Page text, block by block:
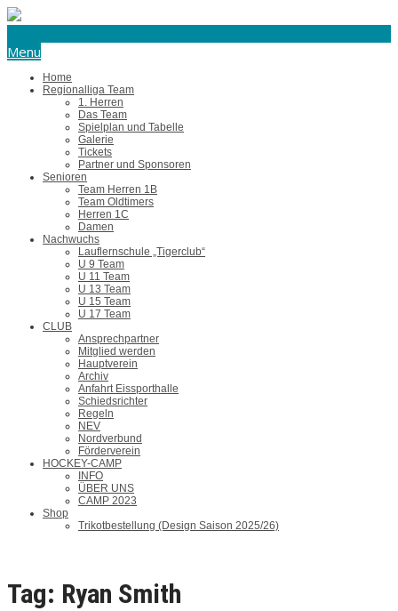
Menu
Home
Regionalliga Team
1. Herren
Das Team
Spielplan und Tabelle
Galerie
Tickets
Partner und Sponsoren
Senioren
Team Herren 1B
Team Oldtimers
Herren 1C
Damen
Nachwuchs
Lauflernschule „Tigerclub“
U 9 Team
U 11 Team
U 13 Team
U 15 Team
U 17 Team
CLUB
Ansprechpartner
Mitglied werden
Hauptverein
Archiv
Anfahrt Eissporthalle
Schiedsrichter
Regeln
NEV
Nordverbund
Förderverein
HOCKEY-CAMP
INFO
ÜBER UNS
CAMP 2023
Shop
Trikotbestellung (Design Saison 2025/26)
Tag: Ryan Smith